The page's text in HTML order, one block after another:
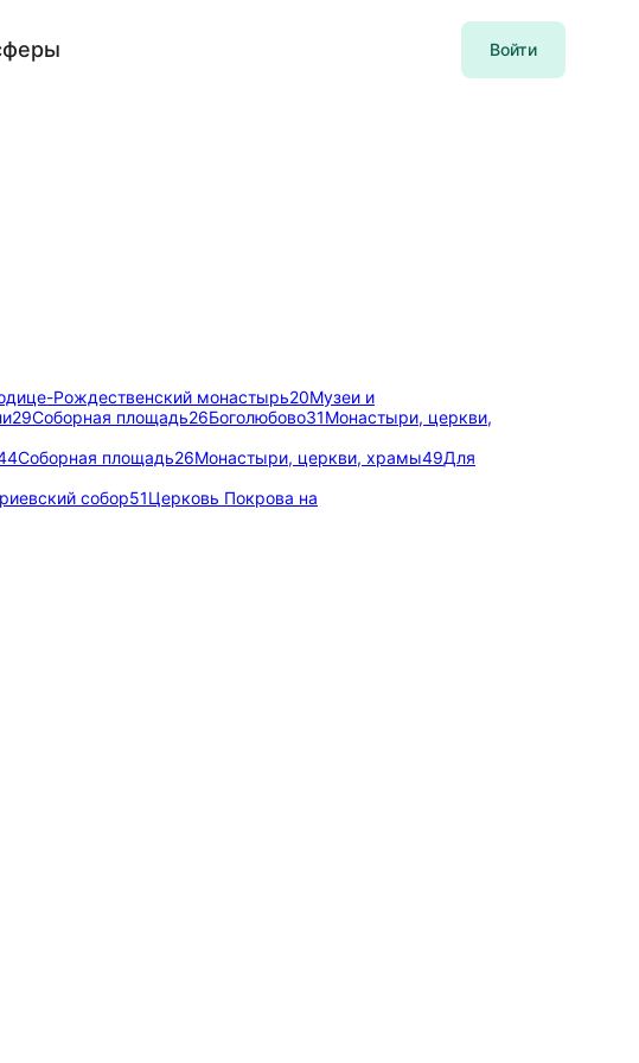
Войти
Рождественский монастырь20Музеи и
29Соборная площадь26Боголюбово31Монастыри, церкви,
Соборная площадь26Монастыри, церкви, храмы49Для
собор51Церковь Покрова на